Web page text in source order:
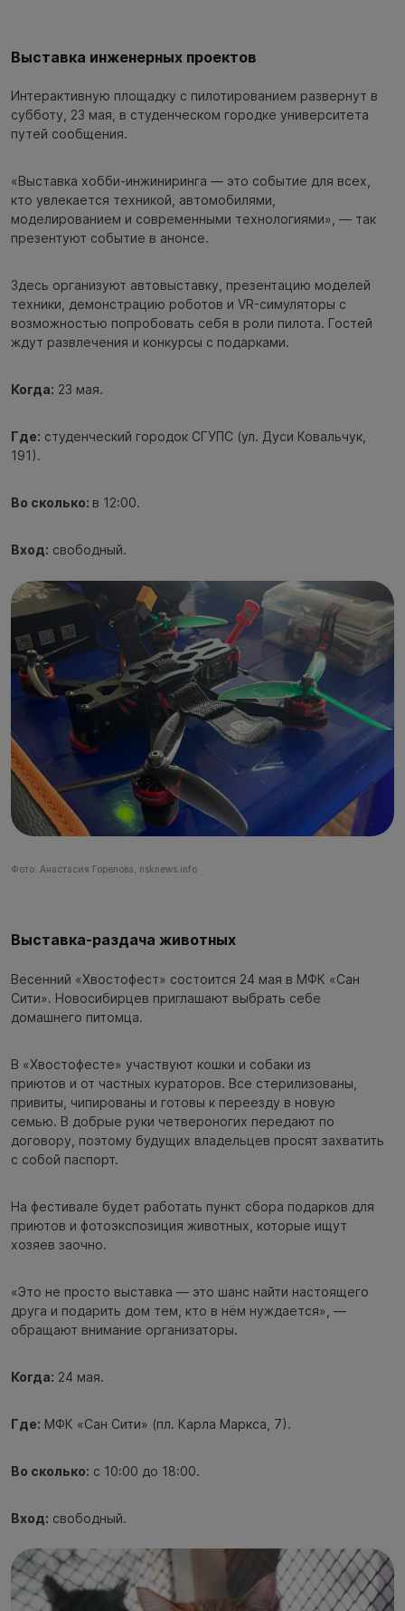
Выставка инженерных проектов
Интерактивную площадку с пилотированием развернут в
субботу, 23 мая, в студенческом городке университета
путей сообщения.
«Выставка хобби-инжиниринга — это событие для всех,
кто увлекается техникой, автомобилями,
моделированием и современными технологиями», — так
презентуют событие в анонсе.
Здесь организуют автовыставку, презентацию моделей
техники, демонстрацию роботов и VR-симуляторы с
возможностью попробовать себя в роли пилота. Гостей
ждут развлечения и конкурсы с подарками.
Когда: 23 мая.
Где: студенческий городок СГУПС (ул. Дуси Ковальчук,
191).
Во сколько: в 12:00.
Вход: свободный.
Фото: Анастасия Горелова, nsknews.info
Выставка-раздача животных
Весенний «Хвостофест» состоится 24 мая в МФК «Сан
Сити». Новосибирцев приглашают выбрать себе
домашнего питомца.
В «Хвостофесте» участвуют кошки и собаки из
приютов и от частных кураторов. Все стерилизованы,
привиты, чипированы и готовы к переезду в новую
семью. В добрые руки четвероногих передают по
договору, поэтому будущих владельцев просят захватить
с собой паспорт.
На фестивале будет работать пункт сбора подарков для
приютов и фотоэкспозиция животных, которые ищут
хозяев заочно.
«Это не просто выставка — это шанс найти настоящего
друга и подарить дом тем, кто в нём нуждается», —
обращают внимание организаторы.
Когда: 24 мая.
Где: МФК «Сан Сити» (пл. Карла Маркса, 7).
Во сколько: с 10:00 до 18:00.
Вход: свободный.